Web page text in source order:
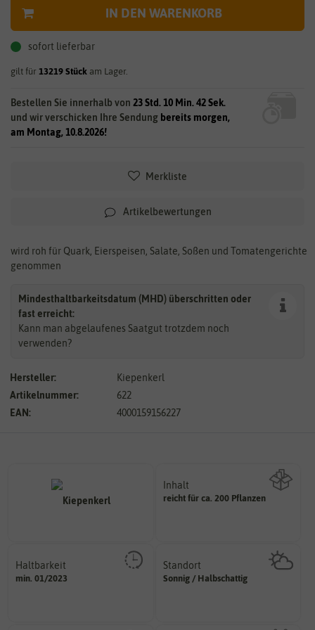
IN DEN WARENKORB
sofort lieferbar
gilt für 13219 Stück am Lager.
Bestellen Sie innerhalb von 23 Std. 10 Min. 41 Sek.
und wir verschicken Ihre Sendung bereits morgen,
am Montag, 10.8.2026!
Merkliste
Artikelbewertungen
wird roh für Quark, Eierspeisen, Salate, Soßen und Tomatengerichte
genommen
Mindesthaltbarkeitsdatum (MHD) überschritten oder
fast erreicht:
Kann man abgelaufenes Saatgut trotzdem noch
verwenden?
Hersteller:
Kiepenkerl
Artikelnummer:
622
EAN:
4000159156227
Inhalt
reicht für ca. 200 Pflanzen
Wie viel ist enthalten
Haltbarkeit
min. 01/2023
und Pflanzgut sehr gut keimen
sollte.
Standort
Sonnig / Halbschattig
Pflanze? (schattig, halbschattig,
sonnig, vollsonnig)